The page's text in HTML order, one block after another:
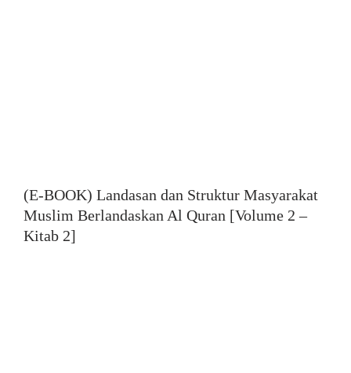
(E-BOOK) Landasan dan Struktur Masyarakat
Muslim Berlandaskan Al Quran [Volume 2 –
Kitab 2]